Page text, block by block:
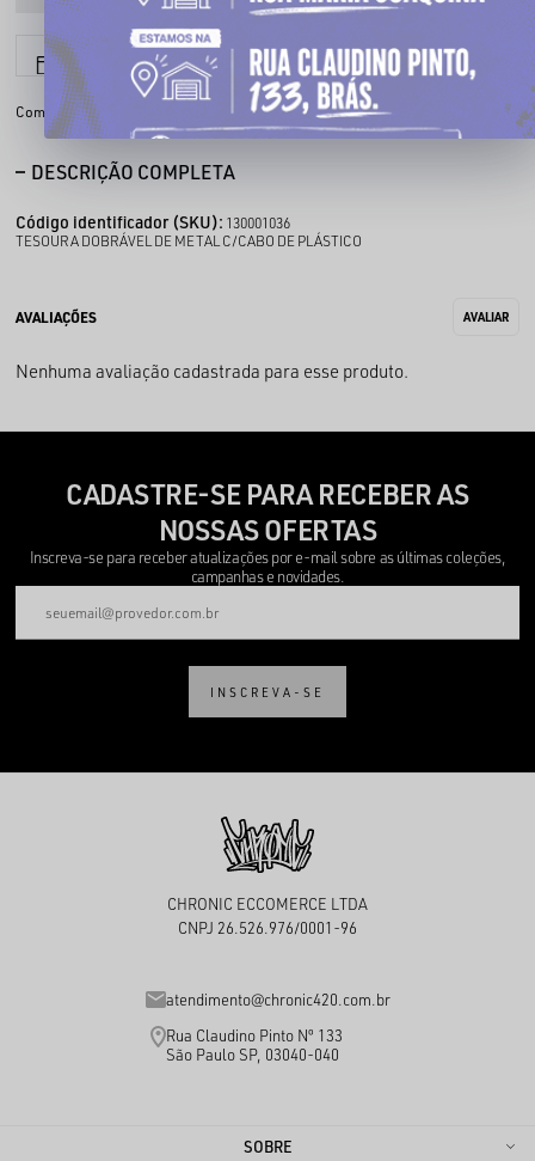
Parcele em até 6x sem juros
Compartilhe:
DESCRIÇÃO COMPLETA
Código identificador (SKU): 130001036
TESOURA DOBRÁVEL DE METAL C/CABO DE PLÁSTICO
Nenhuma avaliação cadastrada para esse produto.
CADASTRE-SE PARA RECEBER AS
NOSSAS OFERTAS
Inscreva-se para receber atualizações por e-mail sobre as últimas coleções,
campanhas e novidades.
INSCREVA-SE
CHRONIC ECCOMERCE LTDA
CNPJ 26.526.976/0001-96
atendimento@chronic420.com.br
Rua Claudino Pinto Nº 133
São Paulo SP, 03040-040
SOBRE